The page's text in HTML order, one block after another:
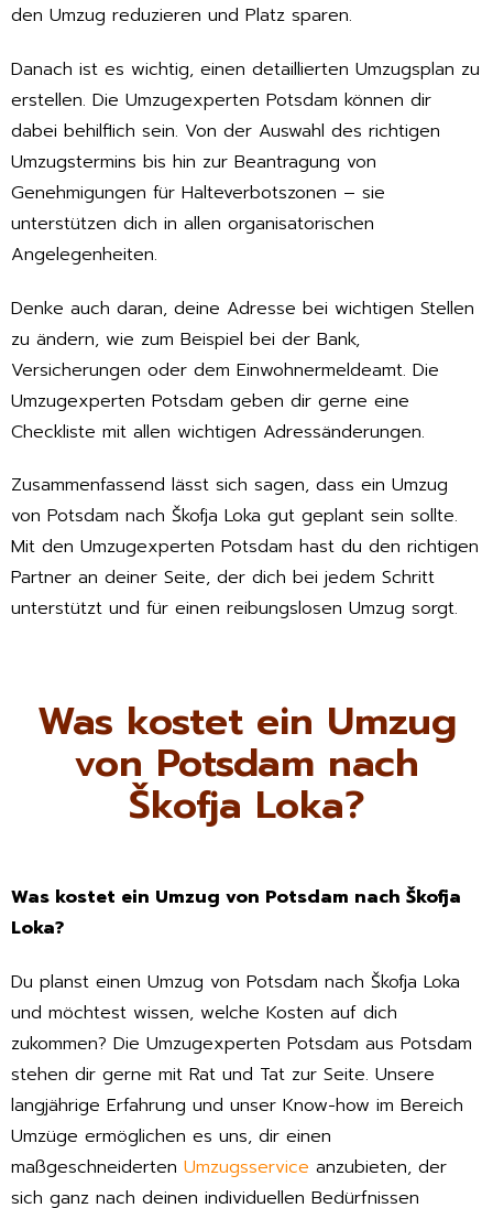
den Umzug reduzieren und Platz sparen.
Danach ist es wichtig, einen detaillierten Umzugsplan zu
erstellen. Die Umzugexperten Potsdam können dir
dabei behilflich sein. Von der Auswahl des richtigen
Umzugstermins bis hin zur Beantragung von
Genehmigungen für Halteverbotszonen – sie
unterstützen dich in allen organisatorischen
Angelegenheiten.
Denke auch daran, deine Adresse bei wichtigen Stellen
zu ändern, wie zum Beispiel bei der Bank,
Versicherungen oder dem Einwohnermeldeamt. Die
Umzugexperten Potsdam geben dir gerne eine
Checkliste mit allen wichtigen Adressänderungen.
Zusammenfassend lässt sich sagen, dass ein Umzug
von Potsdam nach Škofja Loka gut geplant sein sollte.
Mit den Umzugexperten Potsdam hast du den richtigen
Partner an deiner Seite, der dich bei jedem Schritt
unterstützt und für einen reibungslosen Umzug sorgt.
Was kostet ein Umzug
von Potsdam nach
Škofja Loka?
Was kostet ein Umzug von Potsdam nach Škofja
Loka?
Du planst einen Umzug von Potsdam nach Škofja Loka
und möchtest wissen, welche Kosten auf dich
zukommen? Die Umzugexperten Potsdam aus Potsdam
stehen dir gerne mit Rat und Tat zur Seite. Unsere
langjährige Erfahrung und unser Know-how im Bereich
Umzüge ermöglichen es uns, dir einen
maßgeschneiderten Umzugsservice anzubieten, der
sich ganz nach deinen individuellen Bedürfnissen